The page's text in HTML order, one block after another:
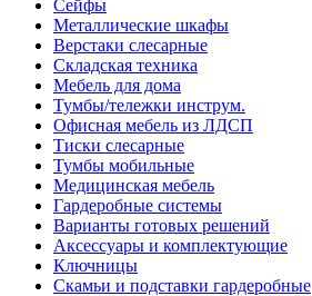
Сейфы
Металлические шкафы
Верстаки слесарные
Складская техника
Мебель для дома
Тумбы/тележки инструм.
Офисная мебель из ЛДСП
Тиски слесарные
Тумбы мобильные
Медицинская мебель
Гардеробные системы
Варианты готовых решений
Аксессуары и комплектующие
Ключницы
Скамьи и подставки гардеробные